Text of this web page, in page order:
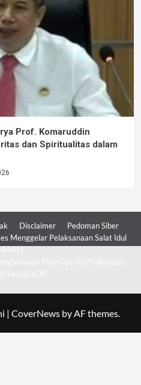
Prof. Komaruddin
dan Spiritualitas dalam
Disclaimer
Pedoman Siber
Menggelar Pelaksanaan Salat Idul
| CoverNewsby AF themes.